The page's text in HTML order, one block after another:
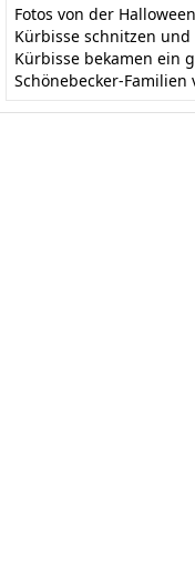
Fotos von der
Kürbisse schnitzen
Kürbisse bekamen ein
Schönebecker-Familien